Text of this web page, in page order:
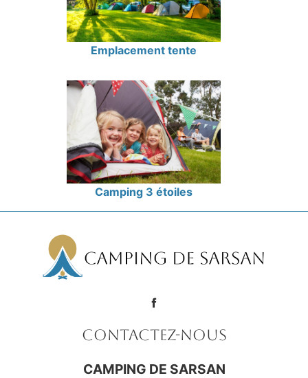
Emplacement tente
Camping 3 étoiles
Contactez-nous
CAMPING DE SARSAN